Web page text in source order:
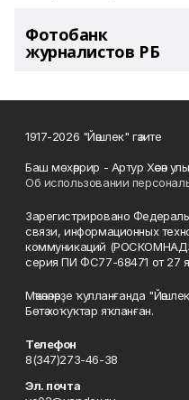
Фотобанк
журналистов РБ
1917-2026 "Йәшлек" гәзите
Баш мөхәррир - Артур Хәсән улы
Об использовании
Зарегистрировано
связи, информационных
коммуникаций
серия ПИ ФС77-68471 от 27
Мәҡәләләрҙе ҡулланғанда
Бөтә хоҡуҡтар яҡланған.
Телефон
8(347)273-46-38
Эл. почта